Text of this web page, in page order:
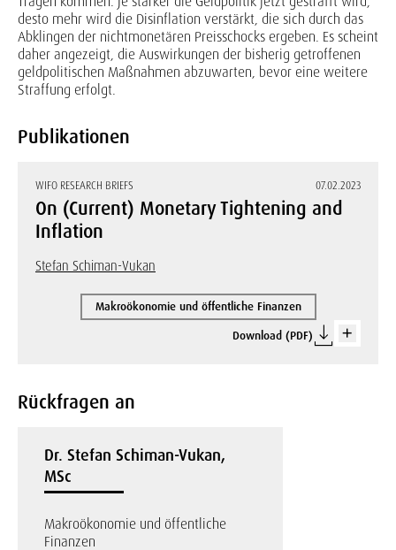
desto mehr wird die Disinflation verstärkt, die sich durch das
Abklingen der nichtmonetären Preisschocks ergeben. Es scheint
daher angezeigt, die Auswirkungen der bisherig getroffenen
geldpolitischen Maßnahmen abzuwarten, bevor eine weitere
Straffung erfolgt.
Publikationen
WIFO RESEARCH BRIEFS 07.02.2023
On (Current) Monetary Tightening and
Inflation
Stefan Schiman-Vukan
Makroökonomie und öffentliche Finanzen
Download (PDF)
Rückfragen an
Dr. Stefan Schiman-Vukan,
MSc
Makroökonomie und öffentliche
Finanzen